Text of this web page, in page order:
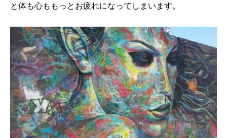
と体も心ももっとお疲れになってしまいます。